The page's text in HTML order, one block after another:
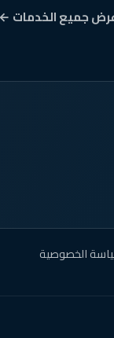
جميع الخدمات
الخصوصية